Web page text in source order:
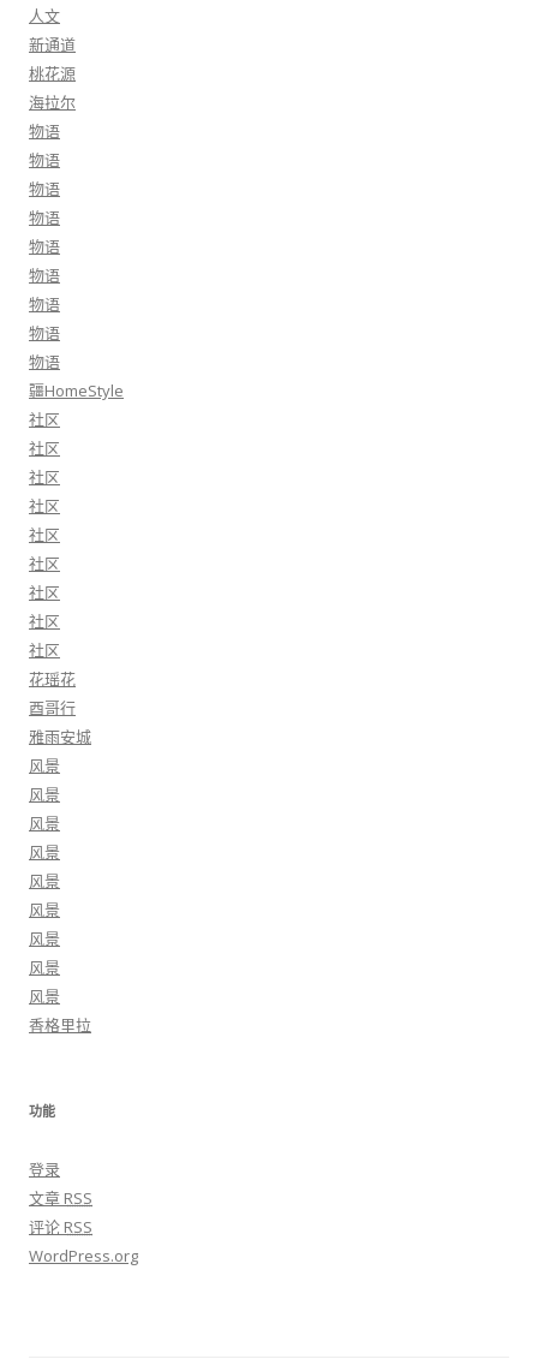
人文
新通道
桃花源
海拉尔
物语
物语
物语
物语
物语
物语
物语
物语
物语
疆HomeStyle
社区
社区
社区
社区
社区
社区
社区
社区
社区
花瑶花
酉哥行
雅雨安城
风景
风景
风景
风景
风景
风景
风景
风景
风景
香格里拉
功能
登录
文章 RSS
评论 RSS
WordPress.org